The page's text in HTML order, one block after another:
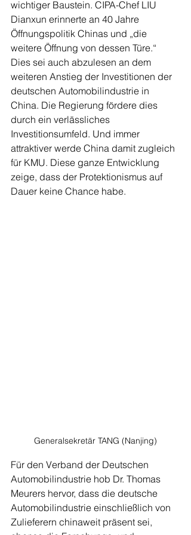
wichtiger Baustein. CIPA-Chef LIU
Dianxun erinnerte an 40 Jahre
Öffnungspolitik Chinas und „die
weitere Öffnung von dessen Türe.“
Dies sei auch abzulesen an dem
weiteren Anstieg der Investitionen der
deutschen Automobilindustrie in
China. Die Regierung fördere dies
durch ein verlässliches
Investitionsumfeld. Und immer
attraktiver werde China damit zugleich
für KMU. Diese ganze Entwicklung
zeige, dass der Protektionismus auf
Dauer keine Chance habe.
Generalsekretär TANG (Nanjing)
Für den Verband der Deutschen
Automobilindustrie hob Dr. Thomas
Meurers hervor, dass die deutsche
Automobilindustrie einschließlich von
Zulieferern chinaweit präsent sei,